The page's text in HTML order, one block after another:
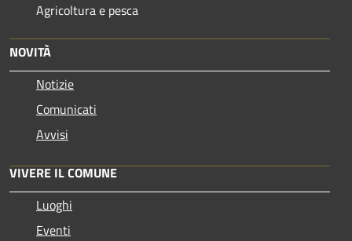
Agricoltura e pesca
NOVITÀ
Notizie
Comunicati
Avvisi
VIVERE IL COMUNE
Luoghi
Eventi